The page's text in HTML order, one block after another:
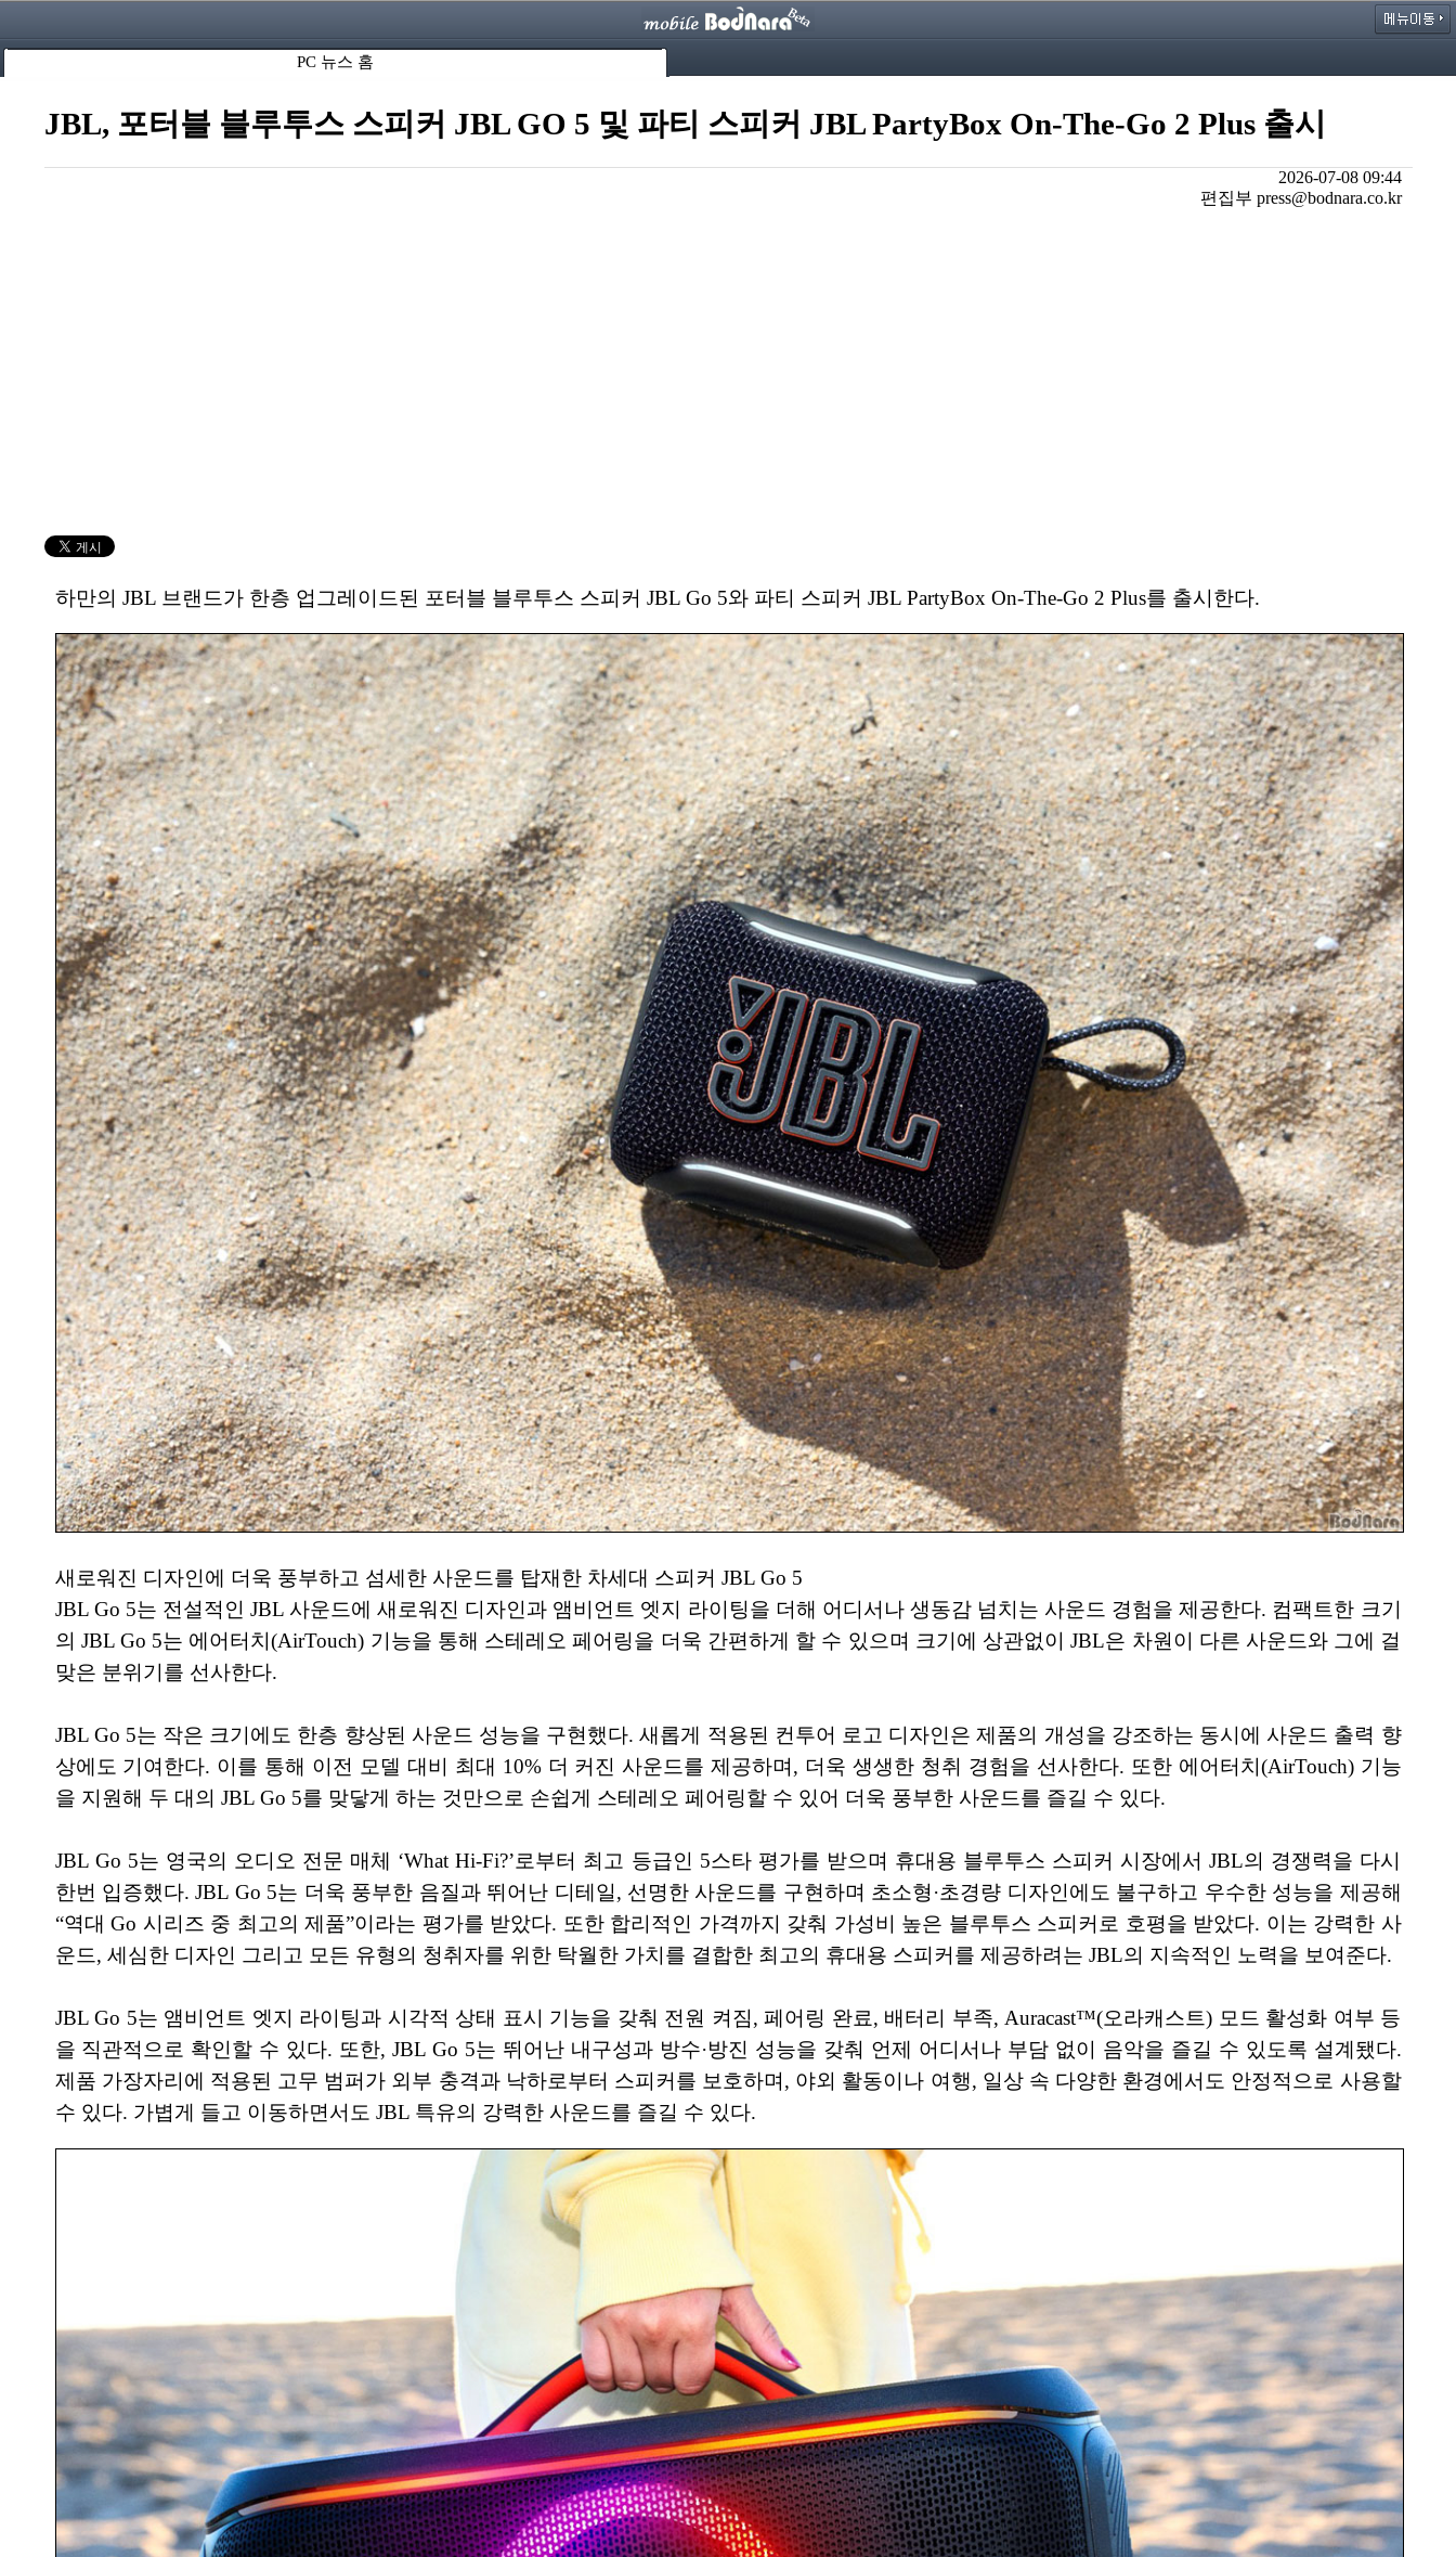
PC 뉴스 홈
JBL, 포터블 블루투스 스피커 JBL GO 5 및 파티 스피커 JBL PartyBox On-The-Go 2 Plus 출시
2026-07-08 09:44
편집부 press@bodnara.co.kr
하만의 JBL 브랜드가 한층 업그레이드된 포터블 블루투스 스피커 JBL Go 5와 파티 스피커 JBL PartyBox On-The-Go 2 Plus를 출시한다.
새로워진 디자인에 더욱 풍부하고 섬세한 사운드를 탑재한 차세대 스피커 JBL Go 5
JBL Go 5는 전설적인 JBL 사운드에 새로워진 디자인과 앰비언트 엣지 라이팅을 더해 어디서나 생동감 넘치는 사운드 경험을 제공한다. 컴팩트한 크기
의 JBL Go 5는 에어터치(AirTouch) 기능을 통해 스테레오 페어링을 더욱 간편하게 할 수 있으며 크기에 상관없이 JBL은 차원이 다른 사운드와 그에 걸
맞은 분위기를 선사한다.
JBL Go 5는 작은 크기에도 한층 향상된 사운드 성능을 구현했다. 새롭게 적용된 컨투어 로고 디자인은 제품의 개성을 강조하는 동시에 사운드 출력 향
상에도 기여한다. 이를 통해 이전 모델 대비 최대 10% 더 커진 사운드를 제공하며, 더욱 생생한 청취 경험을 선사한다. 또한 에어터치(AirTouch) 기능
을 지원해 두 대의 JBL Go 5를 맞닿게 하는 것만으로 손쉽게 스테레오 페어링할 수 있어 더욱 풍부한 사운드를 즐길 수 있다.
JBL Go 5는 영국의 오디오 전문 매체 ‘What Hi-Fi?’로부터 최고 등급인 5스타 평가를 받으며 휴대용 블루투스 스피커 시장에서 JBL의 경쟁력을 다시
한번 입증했다. JBL Go 5는 더욱 풍부한 음질과 뛰어난 디테일, 선명한 사운드를 구현하며 초소형·초경량 디자인에도 불구하고 우수한 성능을 제공해
“역대 Go 시리즈 중 최고의 제품”이라는 평가를 받았다. 또한 합리적인 가격까지 갖춰 가성비 높은 블루투스 스피커로 호평을 받았다. 이는 강력한 사
운드, 세심한 디자인 그리고 모든 유형의 청취자를 위한 탁월한 가치를 결합한 최고의 휴대용 스피커를 제공하려는 JBL의 지속적인 노력을 보여준다.
JBL Go 5는 앰비언트 엣지 라이팅과 시각적 상태 표시 기능을 갖춰 전원 켜짐, 페어링 완료, 배터리 부족, Auracast™(오라캐스트) 모드 활성화 여부 등
을 직관적으로 확인할 수 있다. 또한, JBL Go 5는 뛰어난 내구성과 방수·방진 성능을 갖춰 언제 어디서나 부담 없이 음악을 즐길 수 있도록 설계됐다.
제품 가장자리에 적용된 고무 범퍼가 외부 충격과 낙하로부터 스피커를 보호하며, 야외 활동이나 여행, 일상 속 다양한 환경에서도 안정적으로 사용할
수 있다. 가볍게 들고 이동하면서도 JBL 특유의 강력한 사운드를 즐길 수 있다.